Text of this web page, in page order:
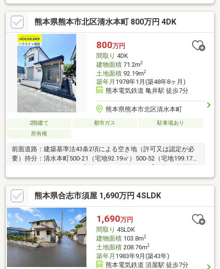
保、お庭では家庭菜園や趣味のスペースとしても活用できます
熊本県熊本市北区清水本町 800万円 4DK
800万円
間取り 4DK
建物面積71.2m2
土地面積92.19m2
築年月 1978年1月(築48年8ヶ月)
熊本電気鉄道 亀井駅 徒歩7分
熊本県熊本市北区清水本町
2階建て 都市ガス
駐車場あり
所有権
前面道路：建築基準法43条2項による空き地（許可又は認定が必
要）持分：清水本町500-21（宅地92.19㎡）500-52（宅地199.17
な住環境×小学校徒歩4分】・土地27.88坪／建物21.53坪・4DK・
駐車1台可・清水小学校徒歩4分／竜南中学校徒歩32分・スーパー
徒歩7分・徒歩10分圏内に駅やスーパー、ドラッグストアアがあ
り車を使わなくても日々の買い物が完結・DIY、リフォーム向き！
自分好みの住空間に♪
熊本県合志市須屋 1,690万円 4SLDK
1,690万円
間取り 4SLDK
建物面積103.8m2
土地面積208.76m2
築年月 1983年9月(築43年)
熊本電気鉄道 須屋駅 徒歩7分